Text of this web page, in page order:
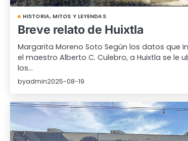
HISTORIA, MITOS Y LEYENDAS
Breve relato de Huixtla
Margarita Moreno Soto Según los datos que
el maestro Alberto C. Culebro, a Huixtla se le
los…
byadmin2025-08-19